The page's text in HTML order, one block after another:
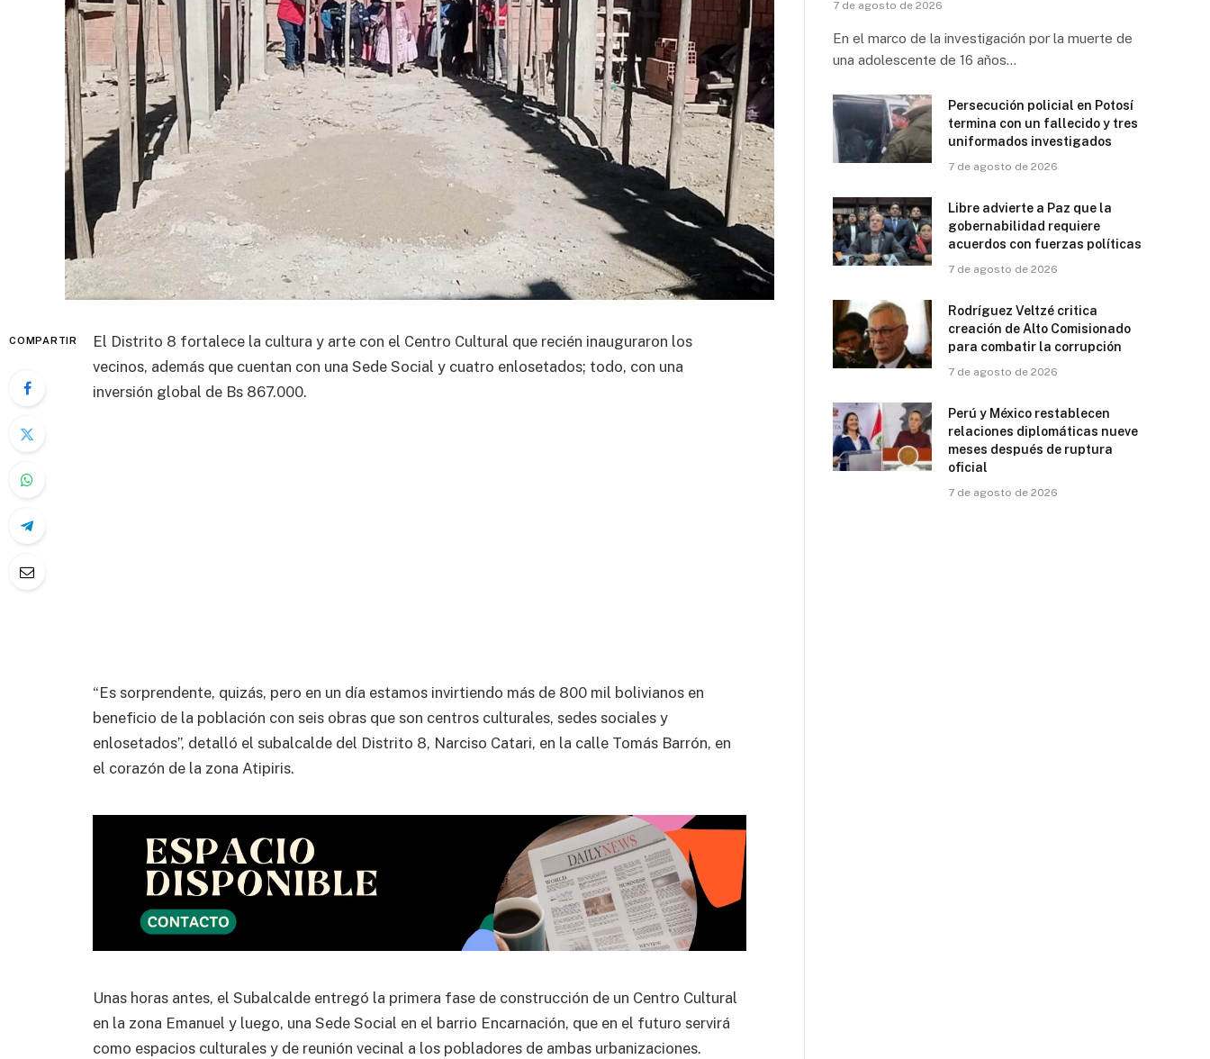
COMPARTIR
El Distrito 8 fortalece la cultura y arte con el Centro Cultural que recién inauguraron los
vecinos, además que cuentan con una Sede Social y cuatro enlosetados; todo, con una
inversión global de Bs 867.000.
“Es sorprendente, quizás, pero en un día estamos invirtiendo más de 800 mil bolivianos en
beneficio de la población con seis obras que son centros culturales, sedes sociales y
enlosetados”, detalló el subalcalde del Distrito 8, Narciso Catari, en la calle Tomás Barrón, en
el corazón de la zona Atipiris.
Unas horas antes, el Subalcalde entregó la primera fase de construcción de un Centro Cultural
en la zona Emanuel y luego, una Sede Social en el barrio Encarnación, que en el futuro servirá
como espacios culturales y de reunión vecinal a los pobladores de ambas urbanizaciones.
7 de agosto de 2026
En el marco de la investigación por la muerte de
una adolescente de 16 años…
Persecución policial en Potosí
termina con un fallecido y tres
uniformados investigados
7 de agosto de 2026
Libre advierte a Paz que la
gobernabilidad requiere
acuerdos con fuerzas políticas
7 de agosto de 2026
Rodríguez Veltzé critica
creación de Alto Comisionado
para combatir la corrupción
7 de agosto de 2026
Perú y México restablecen
relaciones diplomáticas nueve
meses después de ruptura
oficial
7 de agosto de 2026